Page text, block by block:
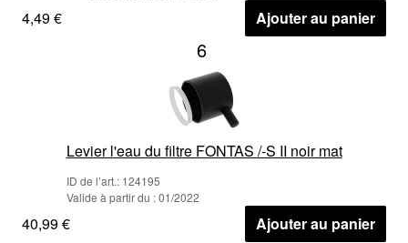
4,49 € Ajouter au panier
6
Levier l'eau du filtre FONTAS /-S II noir mat
ID de l’art.: 124195
Valide à partir du : 01/2022
40,99 € Ajouter au panier